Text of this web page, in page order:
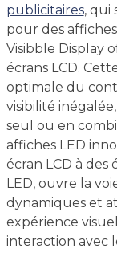
publicitaires, qui
pour des
Visibble Display
écrans LCD.
optimale du
visibilité
seul ou en
affiches LED
écran LCD à
LED, ouvre la
dynamiques et
expérience
interaction avec